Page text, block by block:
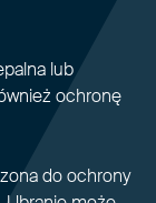
lub
ochronę
do ochrony